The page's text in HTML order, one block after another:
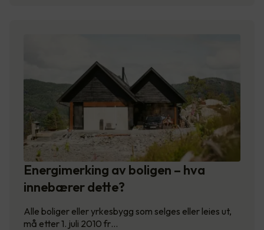
Energimerking av boligen – hva
innebærer dette?
Alle boliger eller yrkesbygg som selges eller leies ut,
må etter 1. juli 2010 fr…